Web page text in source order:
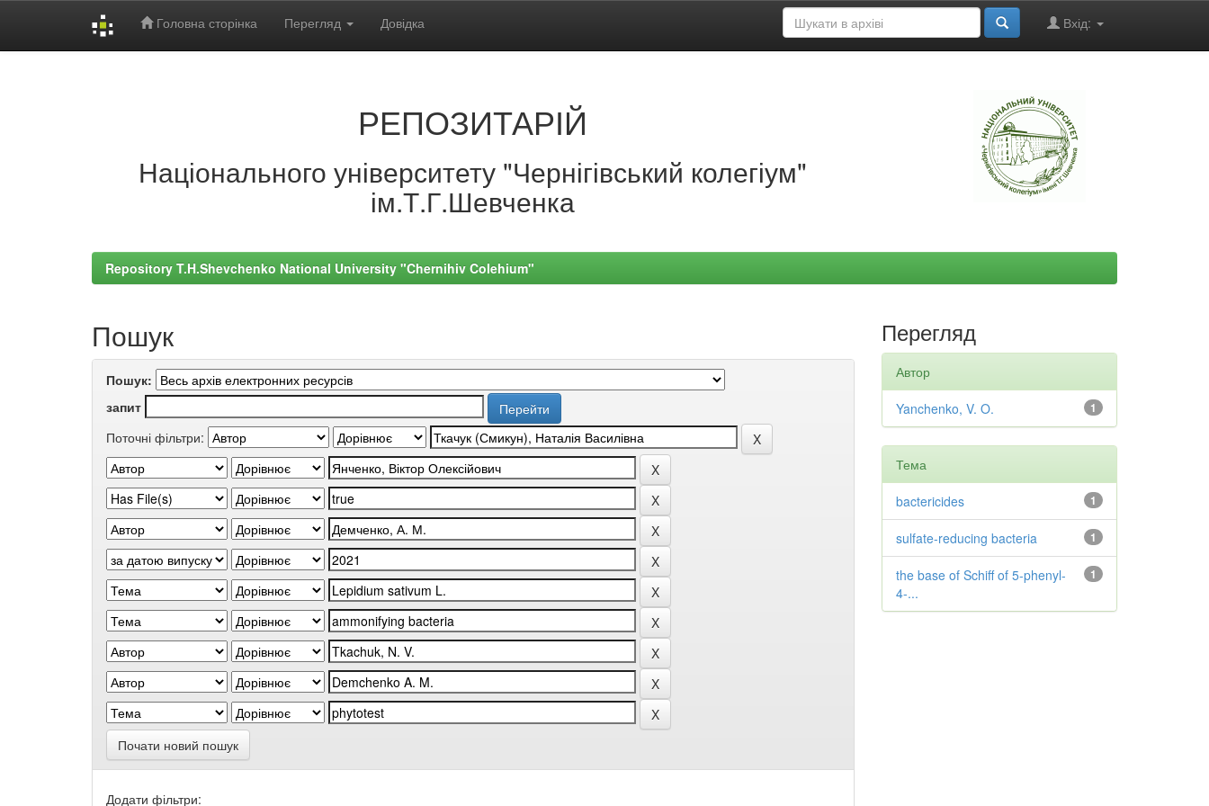
Головна сторінка Перегляд Довідка Вхід:
РЕПОЗИТАРІЙ
Національного університету "Чернігівський колегіум"
ім.Т.Г.Шевченка
Repository T.H.Shevchenko National University "Chernihiv Colehium"
Пошук
Пошук:
запит
Поточні фільтри:
Почати новий пошук
Додати фільтри:
Перегляд
Автор
1
Yanchenko, V. O.
Тема
1
bactericides
1
sulfate-reducing bacteria
1
the base of Schiff of 5-phenyl-
4-...